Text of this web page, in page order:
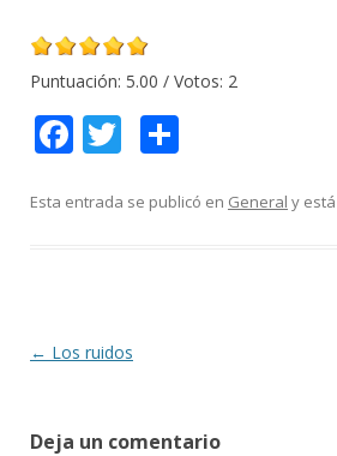
Puntuación: 5.00 / Votos: 2
F
e
k
T
itt m
Esta entrada se publicó en General y
Navegación
← Los ruidos
Deja un comentario